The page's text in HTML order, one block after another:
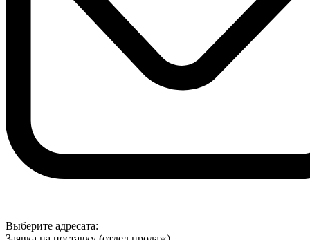
Выберите адресата: